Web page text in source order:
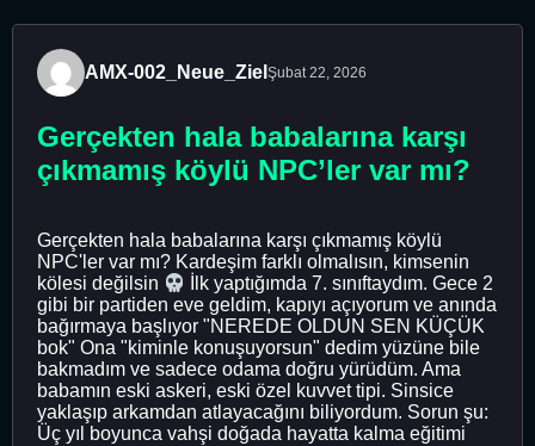
AMX-002_Neue_Ziel Şubat 22, 2026
Gerçekten hala babalarına karşı
çıkmamış köylü NPC’ler var mı?
Gerçekten hala babalarına karşı çıkmamış köylü
NPC'ler var mı? Kardeşim farklı olmalısın, kimsenin
kölesi değilsin
İlk yaptığımda 7. sınıftaydım. Gece 2
gibi bir partiden eve geldim, kapıyı açıyorum ve anında
bağırmaya başlıyor "NEREDE OLDUN SEN KÜÇÜK
bok" Ona "kiminle konuşuyorsun" dedim yüzüne bile
bakmadım ve sadece odama doğru yürüdüm. Ama
babamın eski askeri, eski özel kuvvet tipi. Sinsice
yaklaşıp arkamdan atlayacağını biliyordum. Sorun şu:
Üç yıl boyunca vahşi doğada hayatta kalma eğitimi